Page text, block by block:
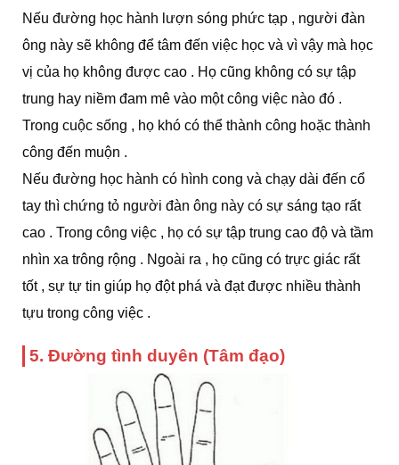
Nếu đường học hành lượn sóng phức tạp , người đàn
ông này sẽ không để tâm đến việc học và vì vậy mà học
vị của họ không được cao . Họ cũng không có sự tập
trung hay niềm đam mê vào một công việc nào đó .
Trong cuộc sống , họ khó có thể thành công hoặc thành
công đến muộn .
Nếu đường học hành có hình cong và chạy dài đến cổ
tay thì chứng tỏ người đàn ông này có sự sáng tạo rất
cao . Trong công việc , họ có sự tập trung cao độ và tầm
nhìn xa trông rộng . Ngoài ra , họ cũng có trực giác rất
tốt , sự tự tin giúp họ đột phá và đạt được nhiều thành
tựu trong công việc .
5. Đường tình duyên (Tâm đạo)